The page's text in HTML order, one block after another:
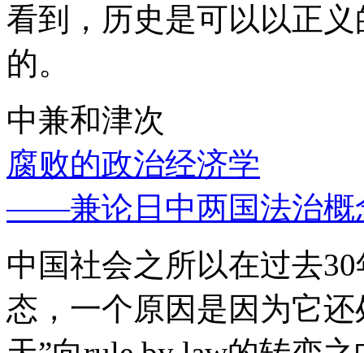
看到，历史是可以以正
的。
中兼和津次
腐败的政治经济学
——兼论日中两国法治概
中国社会之所以在过去
态，一个原因是因为它